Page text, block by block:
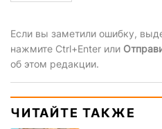
Если вы заметили ошибку,
нажмите Ctrl+Enter или
об этом редакции.
ЧИТАЙТЕ ТАКЖЕ